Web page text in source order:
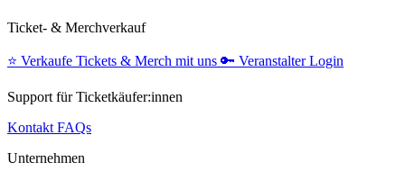
Ticket- & Merchverkauf
⭐️ Verkaufe Tickets & Merch mit uns 🔑 Veranstalter Login
Support für Ticketkäufer:innen
Kontakt FAQs
Unternehmen